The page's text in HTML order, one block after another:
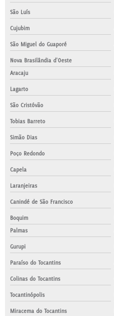
São Luís
Cujubim
São Miguel do Guaporé
Nova Brasilândia d'Oeste
Aracaju
Lagarto
São Cristóvão
Tobias Barreto
Simão Dias
Poço Redondo
Capela
Laranjeiras
Canindé de São Francisco
Boquim
Palmas
Gurupi
Paraíso do Tocantins
Colinas do Tocantins
Tocantinópolis
Miracema do Tocantins